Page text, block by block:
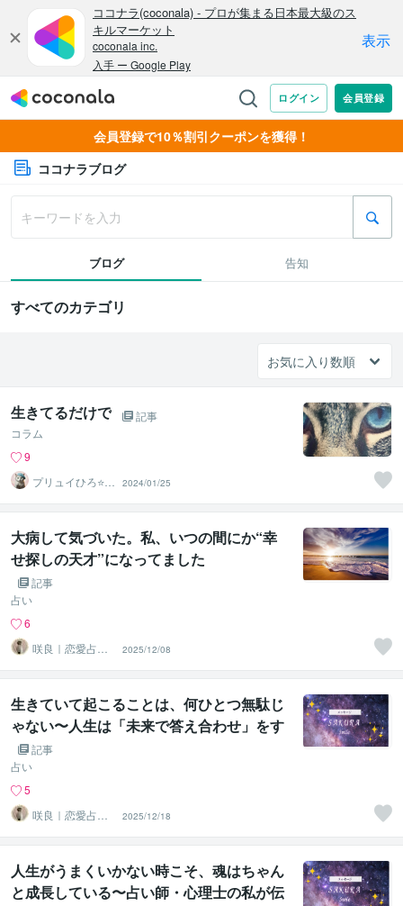
会員登録で10％割引クーポンを獲得！
ココナラブログ
ブログ 告知
すべてのカテゴリ
生きてるだけで
記事
コラム
9
プリュイひろ⭐️占
い鑑定士
2024/01/25
大病して気づいた。私、いつの間にか“幸
せ探しの天才”になってました
記事
占い
6
咲良｜恋愛占い
心導師
2025/12/08
生きていて起こることは、何ひとつ無駄じ
ゃない〜人生は「未来で答え合わせ」をす
る旅〜
記事
占い
5
咲良｜恋愛占い
心導師
2025/12/18
人生がうまくいかない時こそ、魂はちゃん
と成長している〜占い師・心理士の私が伝